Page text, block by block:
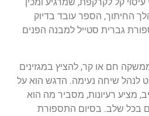
קל לקרקפת, שמרגיע ומכין
החיתוך, הספר עובד בדיוק
גברית סטייל למבנה הפנים
חם או קר, להציץ במגזינים
לנהל שיחה נעימה. הדגש הוא על
מציע רעיונות, מסביר מה הוא
בכל שלב. בסיום התספורת